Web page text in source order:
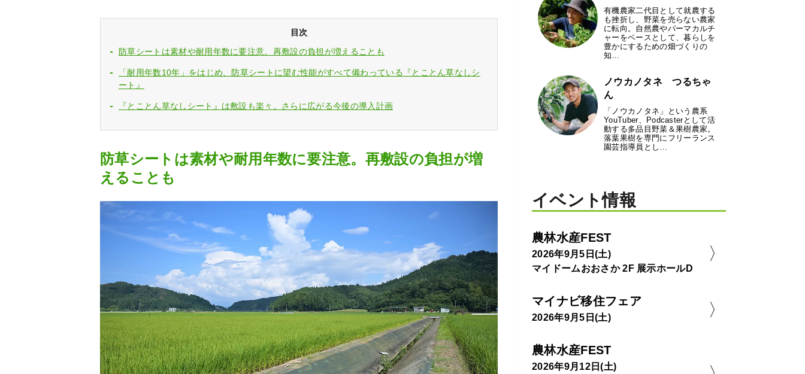
目次
防草シートは素材や耐用年数に要注意。再敷設の負担が増えることも
「耐用年数10年」をはじめ、防草シートに望む性能がすべて備わっている『とことん草なしシ
ート』
『とことん草なしシート』は敷設も楽々。さらに広がる今後の導入計画
防草シートは素材や耐用年数に要注意。再敷設の負担が増
えることも
有機農家二代目として就農する
も挫折し、野菜を売らない農家
に転向。自然農やパーマカルチ
ャーをベースとして、暮らしを
豊かにするための畑づくりの
知…
ノウカノタネ つるちゃ
ん
「ノウカノタネ」という農系
YouTuber、Podcasterとして活
動する多品目野菜＆果樹農家。
落葉果樹を専門にフリーランス
園芸指導員とし…
イベント情報
農林水産FEST
2026年9月5日(土)
マイドームおおさか 2F 展示ホールD
マイナビ移住フェア
2026年9月5日(土)
農林水産FEST
2026年9月12日(土)